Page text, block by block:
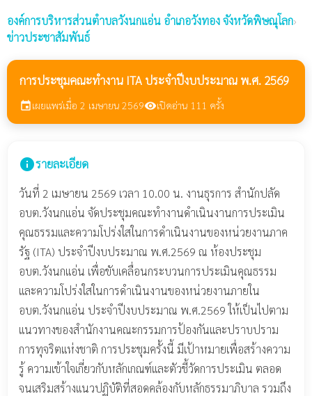
องค์การบริหารส่วนตำบลวังนกแอ่น อำเภอวังทอง จังหวัดพิษณุโลก›
ข่าวประชาสัมพันธ์
การประชุมคณะทำงาน ITA ประจำปีงบประมาณ พ.ศ. 2569
eventเผยแพร่เมื่อ 2 เมษายน 2569visibilityเปิดอ่าน 111 ครั้ง
infoรายละเอียด
วันที่ 2 เมษายน 2569 เวลา 10.00 น. งานธุรการ สำนักปลัด
อบต.วังนกแอ่น จัดประชุมคณะทำงานดำเนินงานการประเมิน
คุณธรรมและความโปร่งใสในการดำเนินงานของหน่วยงานภาค
รัฐ (ITA) ประจำปีงบประมาณ พ.ศ.2569 ณ ห้องประชุม
อบต.วังนกแอ่น เพื่อขับเคลื่อนกระบวนการประเมินคุณธรรม
และความโปร่งใสในการดำเนินงานของหน่วยงานภายใน
อบต.วังนกแอ่น ประจำปีงบประมาณ พ.ศ.2569 ให้เป็นไปตาม
แนวทางของสำนักงานคณะกรรมการป้องกันและปราบปราม
การทุจริตแห่งชาติ การประชุมครั้งนี้ มีเป้าหมายเพื่อสร้างความ
รู้ ความเข้าใจเกี่ยวกับหลักเกณฑ์และตัวชี้วัดการประเมิน ตลอด
จนเสริมสร้างแนวปฏิบัติที่สอดคล้องกับหลักธรรมาภิบาล รวมถึง